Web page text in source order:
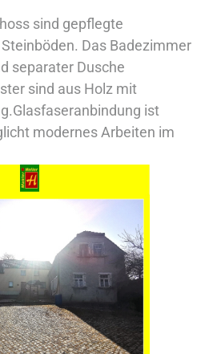
sind gepflegte
Das Badezimmer
separater Dusche
sind aus Holz mit
ist
modernes Arbeiten im